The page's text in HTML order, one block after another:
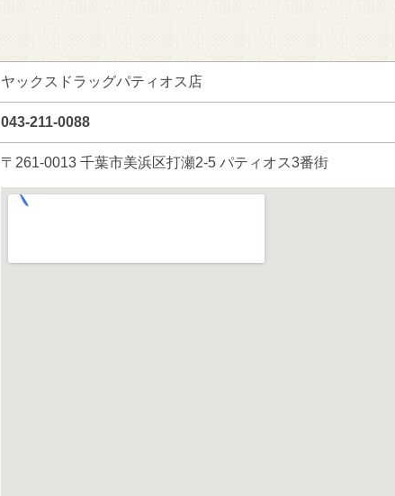
ヤックスドラッグパティオス店
043-211-0088
〒261-0013 千葉市美浜区打瀬2-5 パティオス3番街